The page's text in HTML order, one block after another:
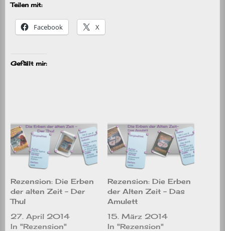
Teilen mit:
Facebook X
Gefällt mir:
Rezension: Die Erben
der alten Zeit – Der
Thul
27. April 2014
In "Rezension"
Rezension: Die Erben
der Alten Zeit – Das
Amulett
15. März 2014
In "Rezension"